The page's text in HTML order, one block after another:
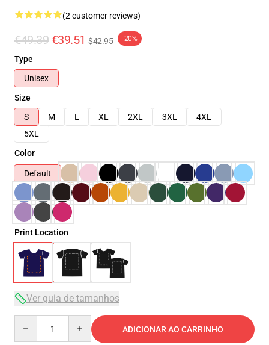
(2 customer reviews)
€49.39 €39.51 $42.95 -20%
Type
Unisex
Size
S
M L XL 2XL 3XL
4XL
5XL
Color
Default
Print Location
Ver guia de tamanhos
ADICIONAR AO CARRINHO